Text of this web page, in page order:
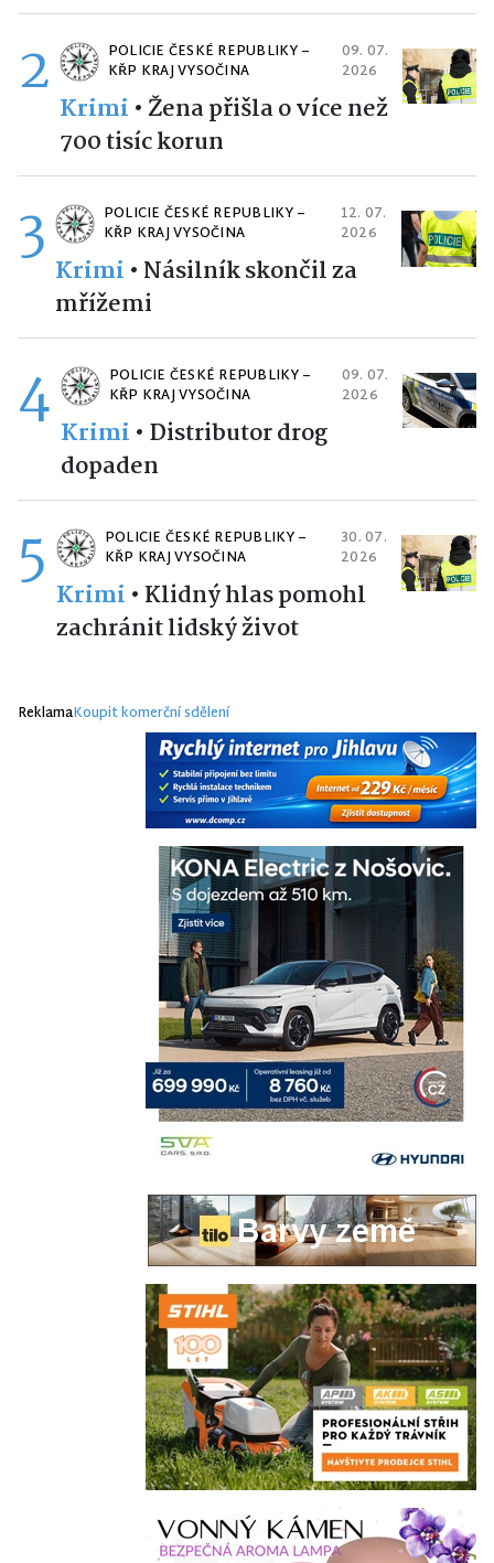
2
POLICIE ČESKÉ REPUBLIKY –
KŘP KRAJ VYSOČINA
09. 07.
2026
Krimi • Žena přišla o více než
700 tisíc korun
3
POLICIE ČESKÉ REPUBLIKY –
KŘP KRAJ VYSOČINA
12. 07.
2026
Krimi • Násilník skončil za
mřížemi
4
POLICIE ČESKÉ REPUBLIKY –
KŘP KRAJ VYSOČINA
09. 07.
2026
Krimi • Distributor drog
dopaden
5
POLICIE ČESKÉ REPUBLIKY –
KŘP KRAJ VYSOČINA
30. 07.
2026
Krimi • Klidný hlas pomohl
zachránit lidský život
ReklamaKoupit komerční sdělení